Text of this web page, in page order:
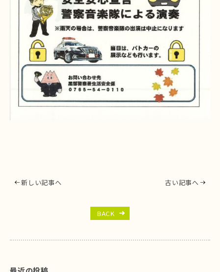
新しい記事へ 古い記事へ
BACK